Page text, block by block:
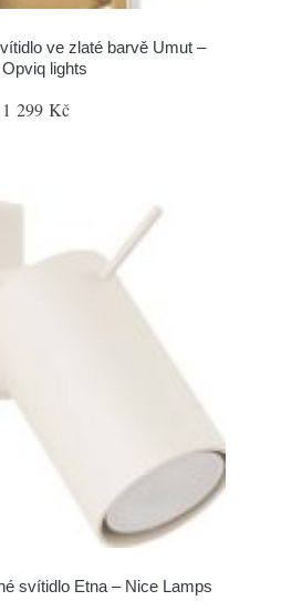
ve zlaté barvě Umut –
Opviq lights
1 299 Kč
svítidlo Etna – Nice Lamps